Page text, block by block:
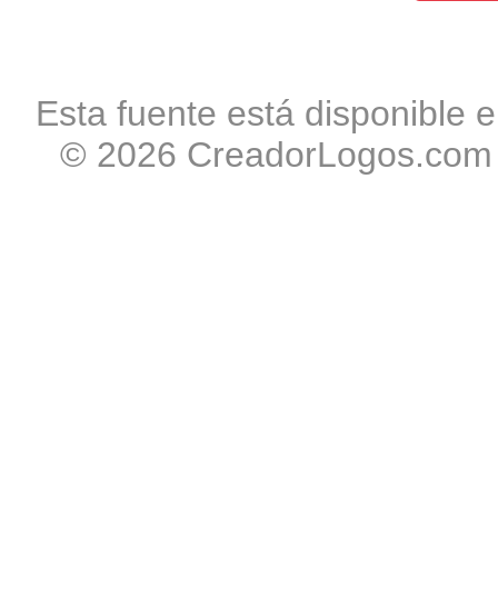
Esta fuente está disponible
© 2026